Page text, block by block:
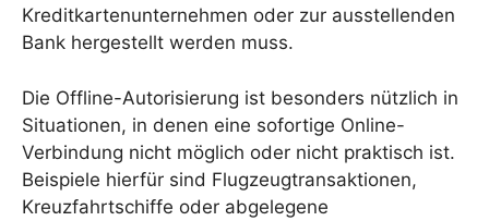
Kreditkartenunternehmen oder zur ausstellenden
Bank hergestellt werden muss.
Die Offline-Autorisierung ist besonders nützlich in
Situationen, in denen eine sofortige Online-
Verbindung nicht möglich oder nicht praktisch ist.
Beispiele hierfür sind Flugzeugtransaktionen,
Kreuzfahrtschiffe oder abgelegene